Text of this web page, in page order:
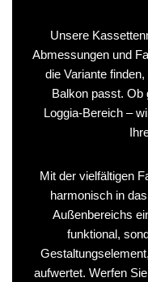
Unsere
Abmessungen und
die Variante
Balkon passt. Ob
Loggia-Bereich –
Mit der vielfältigen
harmonisch in
Außenbereichs
funktional,
aufwertet. Werfen